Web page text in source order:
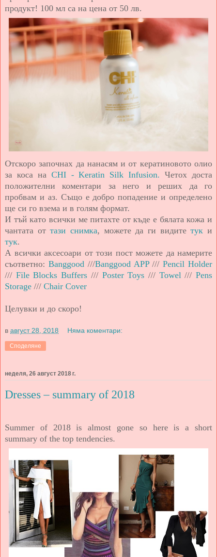
продукт! 100 мл са на цена от 50 лв.
Отскоро започнах да нанасям и от кератиновото олио
за коса на CHI - Keratin Silk Infusion. Четох доста
положителни коментари за него и реших да го
пробвам и аз. Също е добро попадение и определено
ще си го взема и в голям формат.
И тъй като всички ме питахте от къде е бялата кожа и
чантата оттази снимка, можете да ги видитетук и
тук.
А всички аксесоари от този пост можете да намерите
съответно: Banggood ///Banggood APP///Pencil Holder
/// File Blocks Buffers /// Poster Toys /// Towel///Pens
Storage /// Chair Cover
Целувки и до скоро!
в август 28, 2018 Няма коментари:
Споделяне
неделя, 26 август 2018 г.
Dresses – summary of 2018
Summer of 2018 is almost gone so here is a short
summary of the top tendencies.